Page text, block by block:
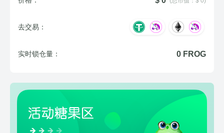
去交易：
实时锁仓量： 0 FROG